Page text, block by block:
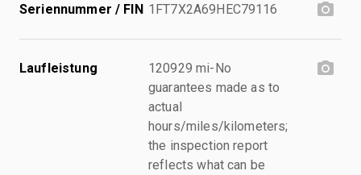
Seriennummer / FIN 1FT7X2A69HEC79116
Laufleistung
120929 mi-No
guarantees made as to
actual
hours/miles/kilometers;
the inspection report
reflects what can be